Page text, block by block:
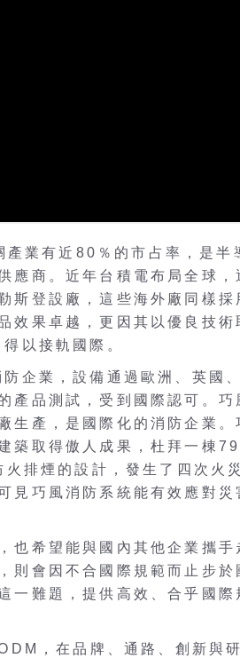
業有近80％的市占率，是半
應商。近年台積電布局全球，
斯登設廠，這些海外廠同樣採
效果卓越，更因其以優良技術
以接軌國際。
企業，設備通過歐洲、英國
產品測試，受到國際認可。巧
生產，是國際化的消防企業。
築取得傲人成果，杜拜一棟79
排煙的設計，發生了四次火
見巧風消防系統能有效應對災
也希望能與國內其他企業攜手
則會因不合國際規範而止步於
一難題，提供高效、合乎國際
，在品牌、通路、創新與研